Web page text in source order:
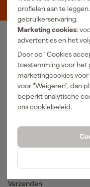
profielen aan te
gebruikerservaring.
Marketing cookies:
advertenties en het
Door op "Cookies
toestemming voor het
marketingcookies
voor "Weigeren", dan
beperkt analytische
onscookiebeleid.
Luchtgereedschap
Elektra
Reiniging
Klimaatbeheersing
Bevestigingsmateriaal
Transport en werkplaats
Hulp & contact
Verzenden